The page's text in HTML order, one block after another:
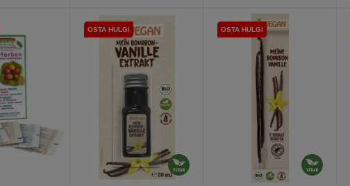
OSTA HULGI
OSTA HULGI OSTA HULGI
OSTA HULGI